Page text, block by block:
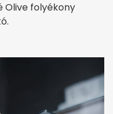
Olive folyékony